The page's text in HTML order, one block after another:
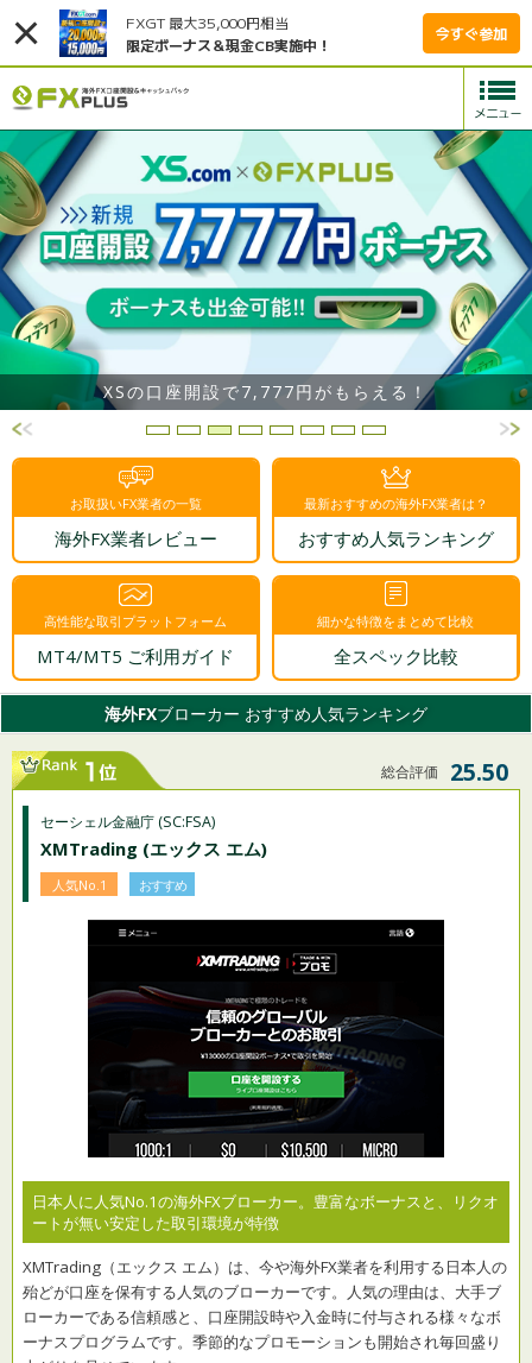
FXGT 最大35,000円相当
限定ボーナス＆現金CB実施中！
今すぐ参加
XSの口座開設で7,777円がもらえる！
お取扱いFX業者の一覧
海外FX業者レビュー
最新おすすめの海外FX業者は？
おすすめ人気ランキング
高性能な取引プラットフォーム
MT4/MT5 ご利用ガイド
細かな特徴をまとめて比較
全スペック比較
海外FXブローカー おすすめ人気ランキング
総合評価 25.50
セーシェル金融庁 (SC:FSA)
人気No.1 おすすめ
XMTrading (エックス エム)
日本人に人気No.1の海外FXブローカー。豊富なボーナスと、リクオ
ートが無い安定した取引環境が特徴
XMTrading（エックス エム）は、今や海外FX業者を利用する日本人の
殆どが口座を保有する人気のブローカーです。人気の理由は、大手ブ
ローカーである信頼感と、口座開設時や入金時に付与される様々なボ
ーナスプログラムです。季節的なプロモーションも開始され毎回盛り